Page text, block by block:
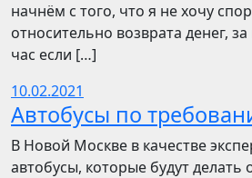
начнём с того, что я не хочу
относительно возврата денег,
час если […]
10.02.2021
Автобусы по
В Новой Москве в качестве
автобусы, которые будут делать